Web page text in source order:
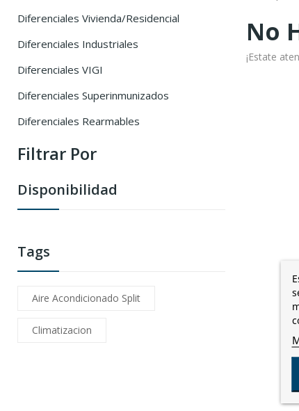
Diferenciales Vivienda/Residencial
Diferenciales Industriales
Diferenciales VIGI
Diferenciales Superinmunizados
Diferenciales Rearmables
Filtrar Por
Disponibilidad
Tags
Aire Acondicionado Split
Climatizacion
No
¡Estate